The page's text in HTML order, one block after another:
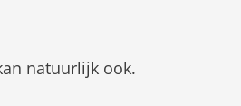
natuurlijk ook.